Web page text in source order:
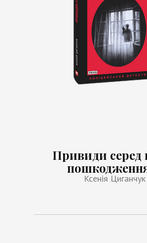
Привиди серед
Ксенія Циганчук